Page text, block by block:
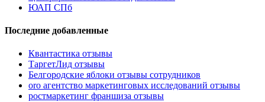
ЮАП СПб
Последние добавленные
Квантастика отзывы
ТаргетЛид отзывы
Белгородские яблоки отзывы сотрудников
oro агентство маркетинговых исследований отзывы
ростмаркетинг франшиза отзывы